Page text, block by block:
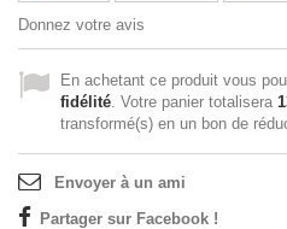
Donnez votre avis
En achetant ce produit vous
fidélité. Votre panier totalisera
transformé(s) en un bon de
Envoyer à un ami
Partager sur Facebook !